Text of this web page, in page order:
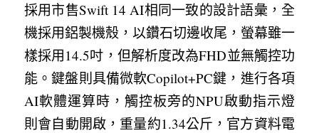
採用市售Swift 14 AI相同一致的設計語彙，全
機採用鋁製機殼，以鑽石切邊收尾，螢幕雖一
樣採用14.5吋，但解析度改為FHD並無觸控功
能。鍵盤則具備微軟Copilot+PC鍵，進行各項
AI軟體運算時，觸控板旁的NPU啟動指示燈
則會自動開啟，重量約1.34公斤，官方資料電